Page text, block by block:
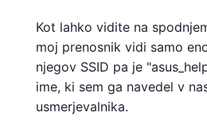
Kot lahko vidite na
moj prenosnik vidi samo
njegov SSID pa je
ime, ki sem ga navedel v
usmerjevalnika.